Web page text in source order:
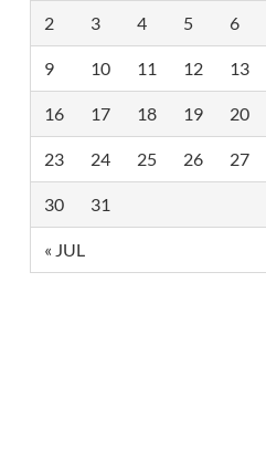
2 3 4 5 6
9 10 11 12 13
16 17 18 19 20
23 24 25 26 27
30 31
« JUL